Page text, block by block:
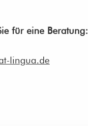
für eine Beratung:
lingua.de